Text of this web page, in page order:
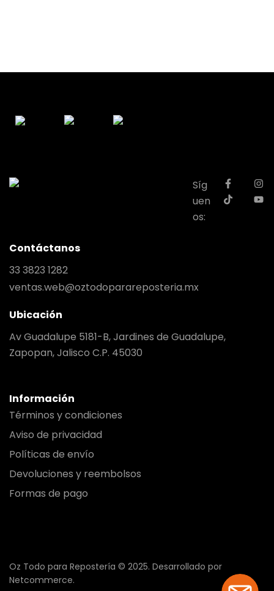
Síg
uen
os:
Contáctanos
33 3823 1282
ventas.web@oztodoparareposteria.mx
Ubicación
Av Guadalupe 5181-B, Jardines de Guadalupe,
Zapopan, Jalisco C.P. 45030
Información
Términos y condiciones
Aviso de privacidad
Políticas de envío
Devoluciones y reembolsos
Formas de pago
Oz Todo para Repostería © 2025. Desarrollado por
Netcommerce.